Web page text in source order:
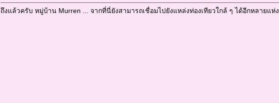
ถึงแล้วครับ หมู่บ้าน Murren ... จากที่นี่ยังสามารถเชื่อมไปยังแหล่งท่องเทียวใกล้ ๆ ได้อีกหลายแห่ง